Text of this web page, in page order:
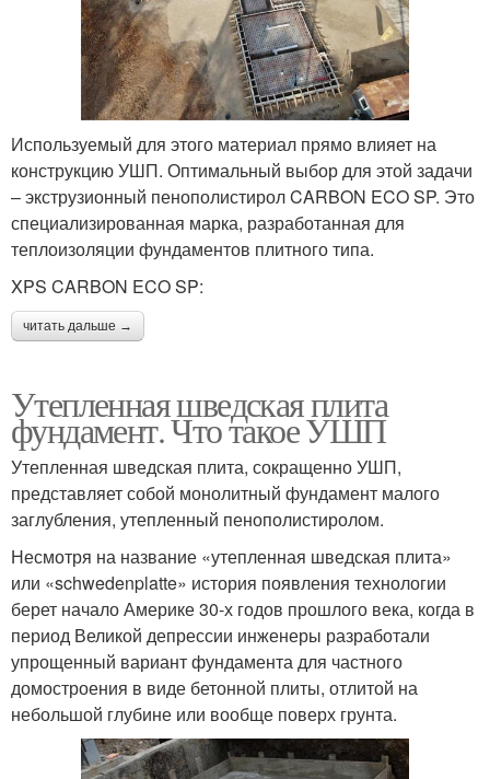
Используемый для этого материал прямо влияет на
конструкцию УШП. Оптимальный выбор для этой задачи
– экструзионный пенополистирол CARBON ECO SP. Это
специализированная марка, разработанная для
теплоизоляции фундаментов плитного типа.
XPS CARBON ECO SP:
читать дальше →
Утепленная шведская плита
фундамент. Что такое УШП
Утепленная шведская плита, сокращенно УШП,
представляет собой монолитный фундамент малого
заглубления, утепленный пенополистиролом.
Несмотря на название «утепленная шведская плита»
или «schwedenplatte» история появления технологии
берет начало Америке 30-х годов прошлого века, когда в
период Великой депрессии инженеры разработали
упрощенный вариант фундамента для частного
домостроения в виде бетонной плиты, отлитой на
небольшой глубине или вообще поверх грунта.